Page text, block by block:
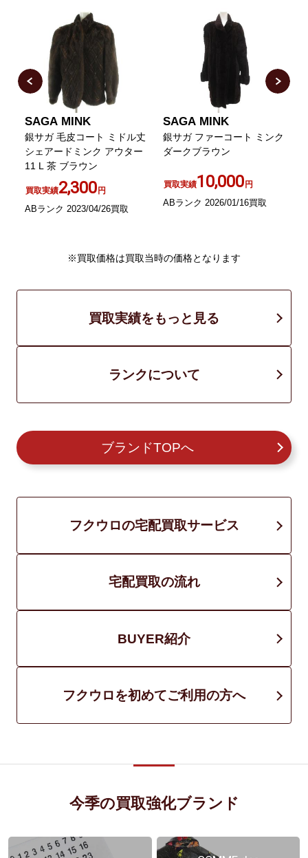
SAGA MINK
銀サガ 毛皮コート ミドル丈
シェアードミンク アウター
11 L 茶 ブラウン
買取実績2,300円
ABランク 2023/04/26買取
SAGA MINK
銀サガ ファーコート ミンク
ダークブラウン
買取実績10,000円
ABランク 2026/01/16買取
※買取価格は買取当時の価格となります
買取実績をもっと見る
ランクについて
ブランドTOPへ
フクウロの宅配買取サービス
宅配買取の流れ
BUYER紹介
フクウロを初めてご利用の方へ
今季の買取強化ブランド